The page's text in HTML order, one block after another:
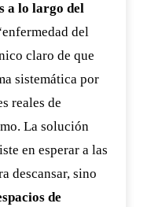
a lo largo del
del
claro de que
sistemática por
reales de
La solución
en esperar a las
descansar, sino
de